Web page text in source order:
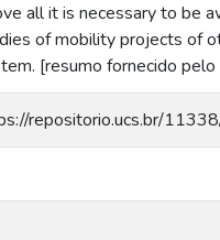
all it is necessary to be
of mobility projects of
[resumo fornecido pelo
repositorio.ucs.br/